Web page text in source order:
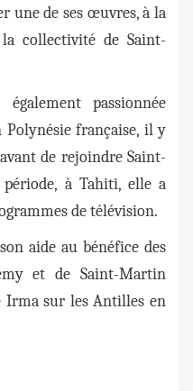
une de ses œuvres, à la
collectivité de Saint-
passionnée
Polynésie française, il y
de rejoindre Saint-
à Tahiti, elle a
de télévision.
aide au bénéfice des
et de Saint-Martin
Irma sur les Antilles en